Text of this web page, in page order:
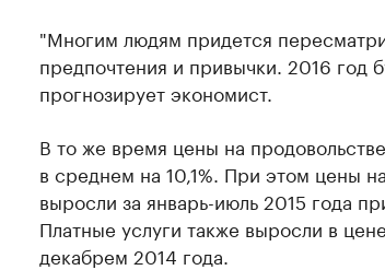
"Многим людям придется
предпочтения и привычки. 2016 год
прогнозирует экономист.
В то же время цены на
в среднем на 10,1%. При этом цены
выросли за январь-июль 2015 года
Платные услуги также выросли в
декабрем 2014 года.